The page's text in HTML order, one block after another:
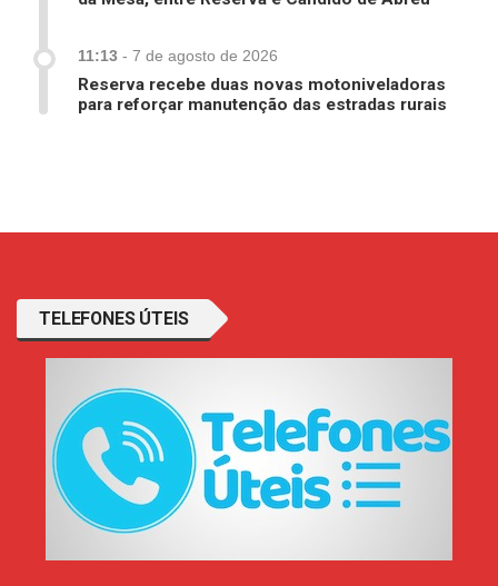
11:13 - 7 de agosto de 2026
Reserva recebe duas novas motoniveladoras
para reforçar manutenção das estradas rurais
TELEFONES ÚTEIS